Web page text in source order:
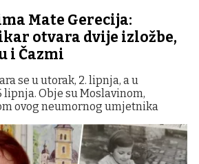
Mate Gerecija:
otvara dvije izložbe,
i Čazmi
se u utorak, 2. lipnja, a u
lipnja. Obje su Moslavinom,
ovog neumornog umjetnika